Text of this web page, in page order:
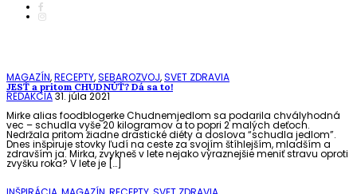
MAGAZÍN,RECEPTY,SEBAROZVOJ,SVET ZDRAVIA
JESŤ a pritom CHUDNÚŤ? Dá sa to!
REDAKCIA31. júla 2021
Mirke alias foodblogerke Chudnemjedlom sa podarila chvályhodná
vec – schudla vyše 20 kilogramov a to popri 2 malých deťoch.
Nedržala pritom žiadne drastické diéty a doslova “schudla jedlom”.
Dnes inšpiruje stovky ľudí na ceste za svojím štíhlejším, mladším a
zdravším ja. Mirka, zvykneš v lete nejako výraznejšie meniť stravu oproti
zvyšku roka? V lete je […]